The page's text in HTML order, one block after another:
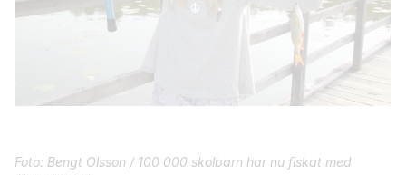
Foto: Bengt Olsson / 100 000 skolbarn har nu fiskat med